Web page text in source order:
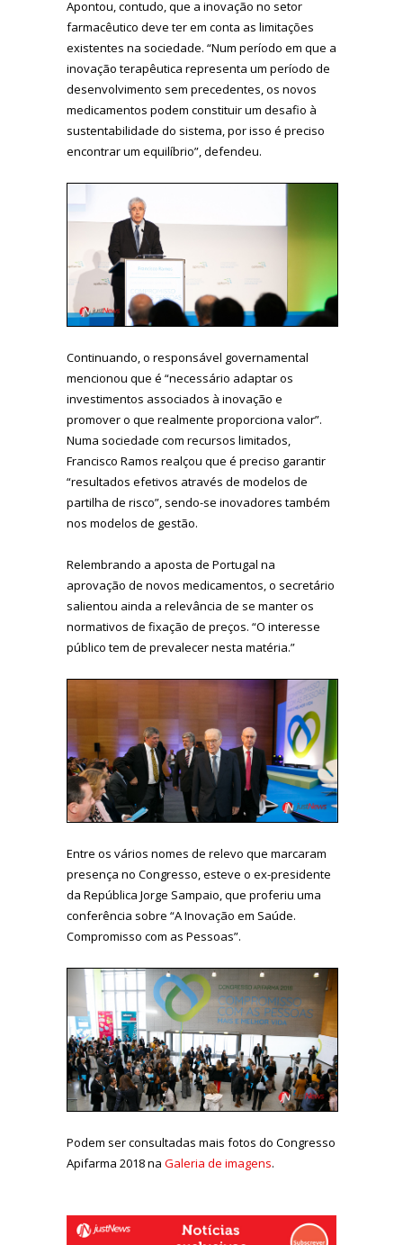
Apontou, contudo, que a inovação no setor
farmacêutico deve ter em conta as limitações
existentes na sociedade. “Num período em que a
inovação terapêutica representa um período de
desenvolvimento sem precedentes, os novos
medicamentos podem constituir um desafio à
sustentabilidade do sistema, por isso é preciso
encontrar um equilíbrio”, defendeu.
Continuando, o responsável governamental
mencionou que é “necessário adaptar os
investimentos associados à inovação e
promover o que realmente proporciona valor”.
Numa sociedade com recursos limitados,
Francisco Ramos realçou que é preciso garantir
“resultados efetivos através de modelos de
partilha de risco”, sendo-se inovadores também
nos modelos de gestão.
Relembrando a aposta de Portugal na
aprovação de novos medicamentos, o secretário
salientou ainda a relevância de se manter os
normativos de fixação de preços. “O interesse
público tem de prevalecer nesta matéria.”
Entre os vários nomes de relevo que marcaram
presença no Congresso, esteve o ex-presidente
da República Jorge Sampaio, que proferiu uma
conferência sobre “A Inovação em Saúde.
Compromisso com as Pessoas”.
Podem ser consultadas mais fotos do Congresso
Apifarma 2018 na Galeria de imagens.